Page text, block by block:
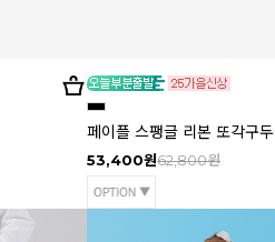
페이플 스팽글 리본 또각구두
53,400원62,800원